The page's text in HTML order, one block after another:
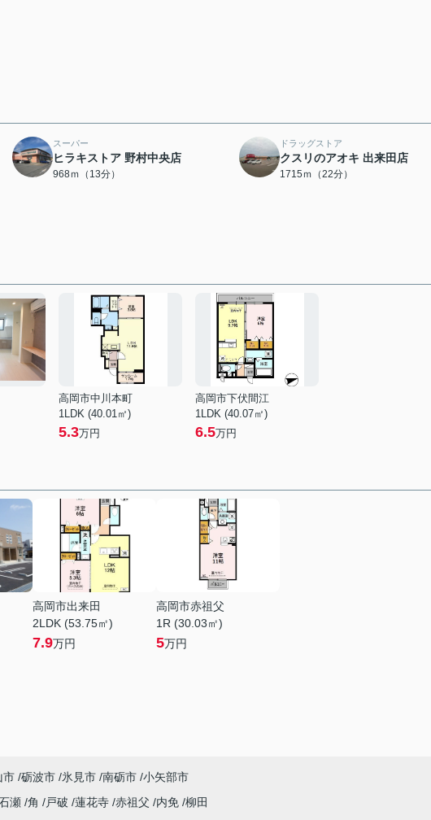
スーパー
ヒラキストア 野村中央店
968ｍ（13分）
ドラッグストア
クスリのアオキ 出来田店
1715ｍ（22分）
高岡市中川本町
1LDK (40.01㎡)
5.3万円
高岡市下伏間江
1LDK (40.07㎡)
6.5万円
高岡市出来田
2LDK (53.75㎡)
7.9万円
高岡市赤祖父
1R (30.03㎡)
5万円
市 砺波市 氷見市 南砺市 小矢部市
瀬 角 戸破 蓮花寺 赤祖父 内免 柳田